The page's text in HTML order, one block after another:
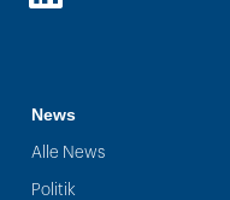
LinkedIn
News
Alle News
Politik